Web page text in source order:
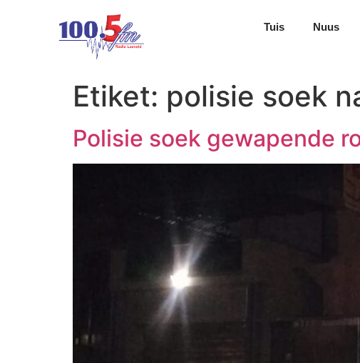
Tuis Nuus
Etiket: polisie soek
Polisie soek gewapende